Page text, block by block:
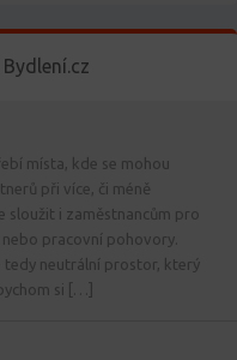
místa, kde se mohou
při více, či méně
sloužit i zaměstnancům pro
pracovní pohovory.
tedy neutrální prostor, který
si […]